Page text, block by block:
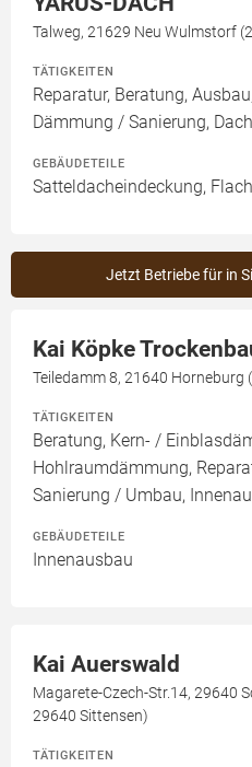
Talweg, 21629 Neu Wulmstorf
TÄTIGKEITEN
Reparatur, Beratung,
Dämmung / Sanierung,
GEBÄUDETEILE
Satteldacheindeckung,
Jetzt Betriebe für in
Kai Köpke
Teiledamm 8, 21640 Horneburg
TÄTIGKEITEN
Beratung, Kern- /
Hohlraumdämmung,
Sanierung / Umbau,
GEBÄUDETEILE
Innenausbau
Kai Auerswald
Magarete-Czech-Str.14, 29640
29640 Sittensen)
TÄTIGKEITEN